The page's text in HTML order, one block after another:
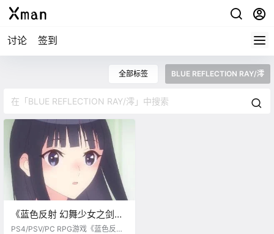
讨论 签到
全部标签 BLUE REFLECTION RAY/澪
《蓝色反射 幻舞少女之剑》
TV动画化，4月开播
PS4/PSV/PC RPG游戏《蓝色反射